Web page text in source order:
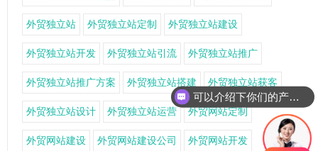
外贸独立站 外贸独立站定制 外贸独立站建设
外贸独立站开发 外贸独立站引流 外贸独立站推广
外贸独立站推广方案 外贸独立站搭建 外贸独立站获客
外贸独立站设计 外贸独立站运营 外贸网站定制
外贸网站建设 外贸网站建设公司 外贸网站开发
可以介绍下你们的产品么